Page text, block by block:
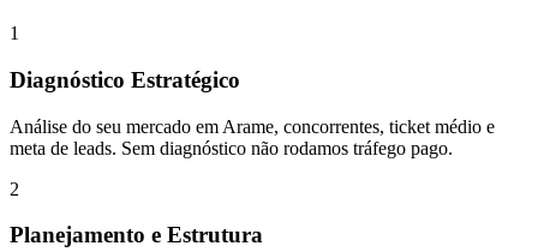
1
Diagnóstico Estratégico
Análise do seu mercado em Arame, concorrentes, ticket médio e
meta de leads. Sem diagnóstico não rodamos tráfego pago.
2
Planejamento e Estrutura